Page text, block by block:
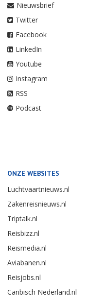
Nieuwsbrief
Twitter
Facebook
LinkedIn
Youtube
Instagram
RSS
Podcast
ONZE WEBSITES
Luchtvaartnieuws.nl
Zakenreisnieuws.nl
Triptalk.nl
Reisbizz.nl
Reismedia.nl
Aviabanen.nl
Reisjobs.nl
Caribisch Nederland.nl